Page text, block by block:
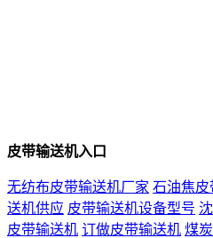
皮带输送机入口
无纺布皮带输送机厂家 石油焦皮
送机供应 皮带输送机设备型号
皮带输送机 订做皮带输送机 煤